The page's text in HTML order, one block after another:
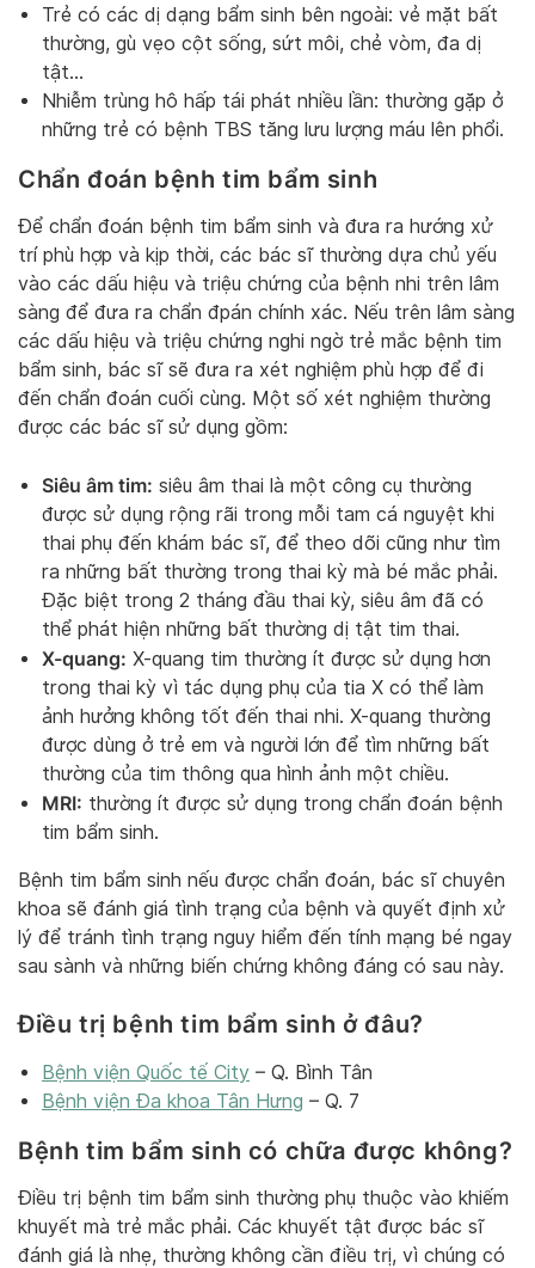
Trẻ có các dị dạng bẩm sinh bên ngoài: vẻ mặt bất
thường, gù vẹo cột sống, sứt môi, chẻ vòm, đa dị
tật…
Nhiễm trùng hô hấp tái phát nhiều lần: thường gặp ở
những trẻ có bệnh TBS tăng lưu lượng máu lên phổi.
Chẩn đoán bệnh tim bẩm sinh
Để chẩn đoán bệnh tim bẩm sinh và đưa ra hướng xử
trí phù hợp và kịp thời, các bác sĩ thường dựa chủ yếu
vào các dấu hiệu và triệu chứng của bệnh nhi trên lâm
sàng để đưa ra chẩn đpán chính xác. Nếu trên lâm sàng
các dấu hiệu và triệu chứng nghi ngờ trẻ mắc bệnh tim
bẩm sinh, bác sĩ sẽ đưa ra xét nghiệm phù hợp để đi
đến chẩn đoán cuối cùng. Một số xét nghiệm thường
được các bác sĩ sử dụng gồm:
Siêu âm tim: siêu âm thai là một công cụ thường
được sử dụng rộng rãi trong mỗi tam cá nguyệt khi
thai phụ đến khám bác sĩ, để theo dõi cũng như tìm
ra những bất thường trong thai kỳ mà bé mắc phải.
Đặc biệt trong 2 tháng đầu thai kỳ, siêu âm đã có
thể phát hiện những bất thường dị tật tim thai.
X-quang: X-quang tim thường ít được sử dụng hơn
trong thai kỳ vì tác dụng phụ của tia X có thể làm
ảnh hưởng không tốt đến thai nhi. X-quang thường
được dùng ở trẻ em và người lớn để tìm những bất
thường của tim thông qua hình ảnh một chiều.
MRI: thường ít được sử dụng trong chẩn đoán bệnh
tim bẩm sinh.
Bệnh tim bẩm sinh nếu được chẩn đoán, bác sĩ chuyên
khoa sẽ đánh giá tình trạng của bệnh và quyết định xử
lý để tránh tình trạng nguy hiểm đến tính mạng bé ngay
sau sành và những biến chứng không đáng có sau này.
Điều trị bệnh tim bẩm sinh ở đâu?
Bệnh viện Quốc tế City – Q. Bình Tân
Bệnh viện Đa khoa Tân Hưng – Q. 7
Bệnh tim bẩm sinh có chữa được không?
Điều trị bệnh tim bẩm sinh thường phụ thuộc vào khiếm
khuyết mà trẻ mắc phải. Các khuyết tật được bác sĩ
đánh giá là nhẹ, thường không cần điều trị, vì chúng có